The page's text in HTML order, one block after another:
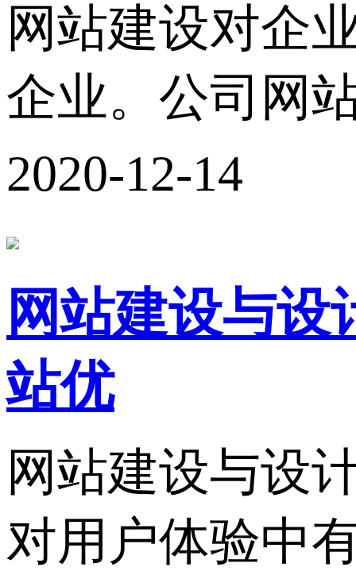
网站建设对企
企业。公司网
2020-12-14
网站建设与
站优
网站建设与设
对用户体验中